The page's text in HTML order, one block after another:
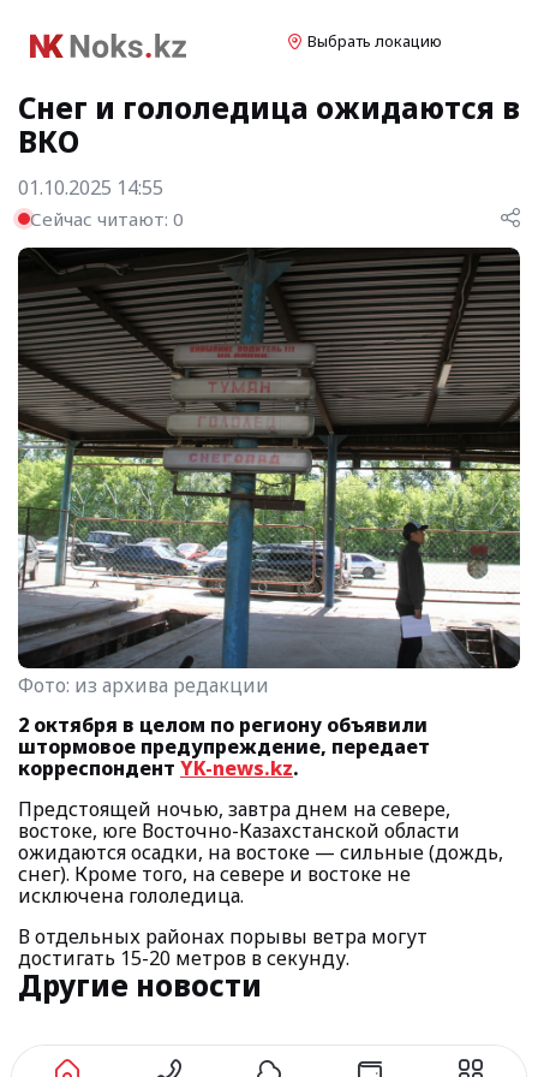
Выбрать локацию
Снег и гололедица ожидаются в
ВКО
01.10.2025 14:55
Сейчас читают: 0
Фото: из архива редакции
2 октября в целом по региону объявили
штормовое предупреждение, передает
корреспондент YK-news.kz.
Предстоящей ночью, завтра днем на севере,
востоке, юге Восточно-Казахстанской области
ожидаются осадки, на востоке — сильные (дождь,
снег). Кроме того, на севере и востоке не
исключена гололедица.
В отдельных районах порывы ветра могут
достигать 15-20 метров в секунду.
Другие новости